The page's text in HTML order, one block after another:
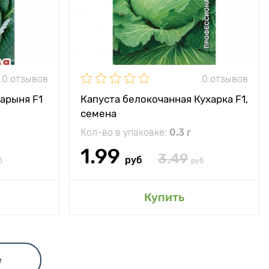
0 отзывов
F1
место
(135
- 140 дней)
8 - 11 кг/м2
0 отзывов
Капуста белокочанная Кухарка F1,
семена
Кол-во в упаковке: 0.3 г
1.99 руб 3.49 руб
Купить